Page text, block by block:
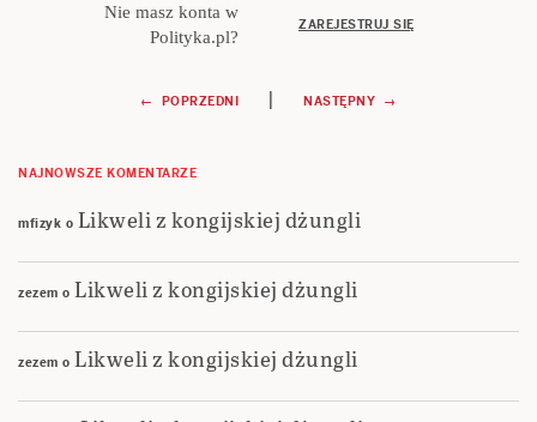
Nie masz konta w
Polityka.pl?
ZAREJESTRUJ SIĘ
Nawigacja
wpisu
← POPRZEDNI | NASTĘPNY →
NAJNOWSZE KOMENTARZE
mfizyk o Likweli z kongijskiej dżungli
zezem o Likweli z kongijskiej dżungli
zezem o Likweli z kongijskiej dżungli